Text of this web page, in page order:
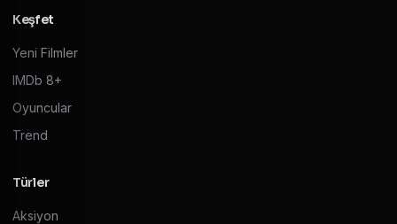
Keşfet
Yeni Filmler
IMDb 8+
Oyuncular
Trend
Türler
Aksiyon